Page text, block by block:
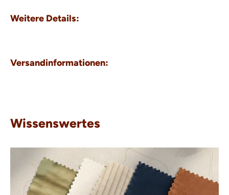
Weitere Details:
Versandinformationen:
Wissenswertes